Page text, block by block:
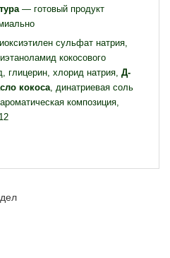
— готовый продукт
сульфат натрия,
кокосового
глицерин, хлорид натрия, Д-
кокоса, динатриевая соль
композиция,